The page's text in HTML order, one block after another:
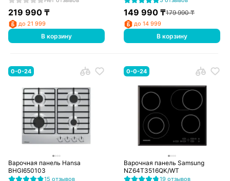
219 990₸
до 21 999
В корзину
149 990 ₸179 990₸
до 14 999
В корзину
0-0-24
Варочная панель Hansa
BHGI650103
15 отзывов
0-0-24
Варочная панель Samsung
NZ64T3516QK/WT
19 отзывов